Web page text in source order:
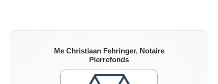
Me Christiaan Fehringer, Notaire
Pierrefonds